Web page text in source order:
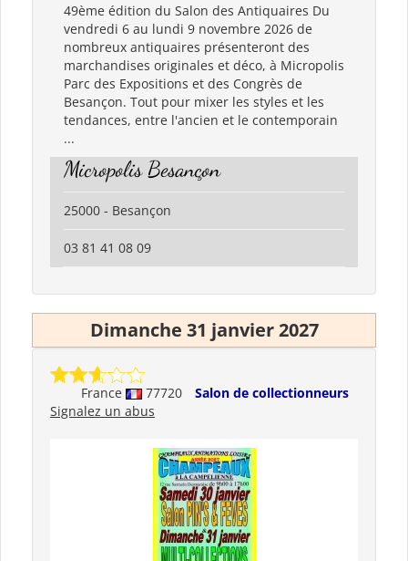
49ème édition du Salon des Antiquaires Du
vendredi 6 au lundi 9 novembre 2026 de
nombreux antiquaires présenteront des
marchandises originales et déco, à Micropolis
Parc des Expositions et des Congrès de
Besançon. Tout pour mixer les styles et les
tendances, entre l'ancien et le contemporain
...
Micropolis Besançon
25000 - Besançon
03 81 41 08 09
Dimanche 31 janvier 2027
France 77720
Salon de collectionneurs
Signalez un abus